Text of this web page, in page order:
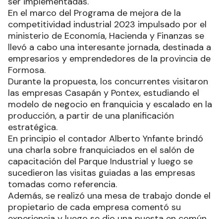
En el marco del Programa de mejora de la
competitividad industrial 2023 impulsado por el
ministerio de Economía, Hacienda y Finanzas se
llevó a cabo una interesante jornada, destinada a
empresarios y emprendedores de la provincia de
Formosa.
Durante la propuesta, los concurrentes visitaron
las empresas Casapán y Pontex, estudiando el
modelo de negocio en franquicia y escalado en la
producción, a partir de una planificación
estratégica.
En principio el contador Alberto Ynfante brindó
una charla sobre franquiciados en el salón de
capacitación del Parque Industrial y luego se
sucedieron las visitas guiadas a las empresas
tomadas como referencia.
Además, se realizó una mesa de trabajo donde el
propietario de cada empresa comentó su